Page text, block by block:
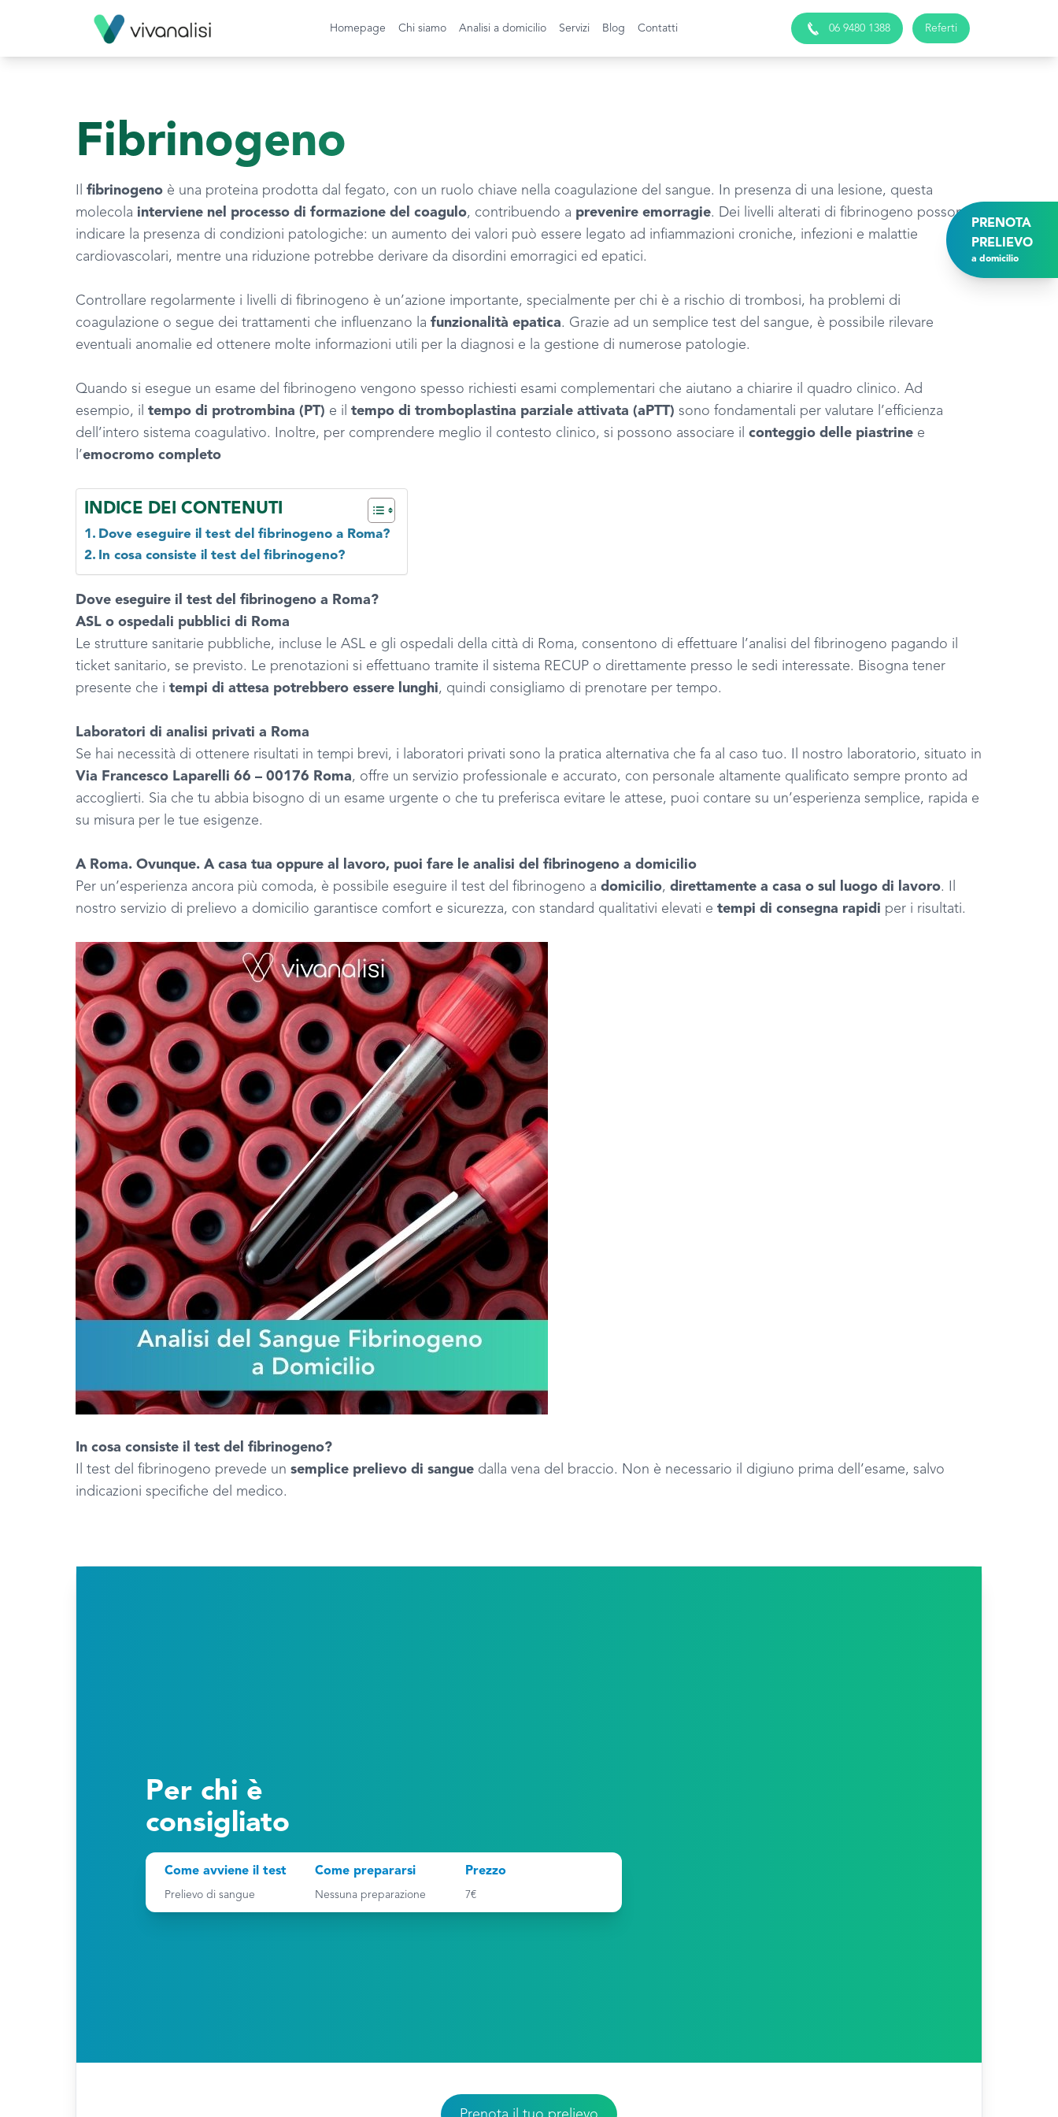
PRENOTA
PRELIEVO
a domicilio
Homepage Chi siamo Analisi a domicilio Servizi Blog Contatti 06 9480 1388 Referti
Fibrinogeno
fibrinogeno è una proteina prodotta dal fegato, con un ruolo chiave nella coagulazione del sangue. In presenza di una lesione, questa
molecola interviene nel processo di formazione del coagulo, contribuendo a prevenire emorragie. Dei livelli alterati di fibrinogeno possono
indicare la presenza di condizioni patologiche: un aumento dei valori può essere legato ad infiammazioni croniche, infezioni e malattie
cardiovascolari, mentre una riduzione potrebbe derivare da disordini emorragici ed epatici.
Controllare regolarmente i livelli di fibrinogeno è un’azione importante, specialmente per chi è a rischio di trombosi, ha problemi di
coagulazione o segue dei trattamenti che influenzano la funzionalità epatica. Grazie ad un semplice test del sangue, è possibile rilevare
eventuali anomalie ed ottenere molte informazioni utili per la diagnosi e la gestione di numerose patologie.
Quando si esegue un esame del fibrinogeno vengono spesso richiesti esami complementari che aiutano a chiarire il quadro clinico. Ad
esempio, il tempo di protrombina (PT) e il tempo di tromboplastina parziale attivata (aPTT) sono fondamentali per valutare l’efficienza
dell’intero sistema coagulativo. Inoltre, per comprendere meglio il contesto clinico, si possono associare il conteggio delle piastrine e
l’emocromo completo
INDICE DEI CONTENUTI
Dove eseguire il test del fibrinogeno a Roma?
In cosa consiste il test del fibrinogeno?
Dove eseguire il test del fibrinogeno a Roma?
ASL o ospedali pubblici di Roma
Le strutture sanitarie pubbliche, incluse le ASL e gli ospedali della città di Roma, consentono di effettuare l’analisi del fibrinogeno pagando il
ticket sanitario, se previsto. Le prenotazioni si effettuano tramite il sistema RECUP o direttamente presso le sedi interessate. Bisogna tener
presente che i tempi di attesa potrebbero essere lunghi, quindi consigliamo di prenotare per tempo.
Laboratori di analisi privati a Roma
Se hai necessità di ottenere risultati in tempi brevi, i laboratori privati sono la pratica alternativa che fa al caso tuo. Il nostro laboratorio, situato in
Via Francesco Laparelli 66 – 00176 Roma, offre un servizio professionale e accurato, con personale altamente qualificato sempre pronto ad
accoglierti. Sia che tu abbia bisogno di un esame urgente o che tu preferisca evitare le attese, puoi contare su un’esperienza semplice, rapida e
su misura per le tue esigenze.
A Roma. Ovunque. A casa tua oppure al lavoro, puoi fare le analisi del fibrinogeno a domicilio
Per un’esperienza ancora più comoda, è possibile eseguire il test del fibrinogeno a domicilio, direttamente a casa o sul luogo di lavoro. Il
nostro servizio di prelievo a domicilio garantisce comfort e sicurezza, con standard qualitativi elevati e tempi di consegna rapidi per i risultati.
In cosa consiste il test del fibrinogeno?
Il test del fibrinogeno prevede un semplice prelievo di sangue dalla vena del braccio. Non è necessario il digiuno prima dell’esame, salvo
indicazioni specifiche del medico.
Per chi è
consigliato
Come avviene il test
Prelievo di sangue
Come prepararsi
Nessuna preparazione
Prezzo
7€